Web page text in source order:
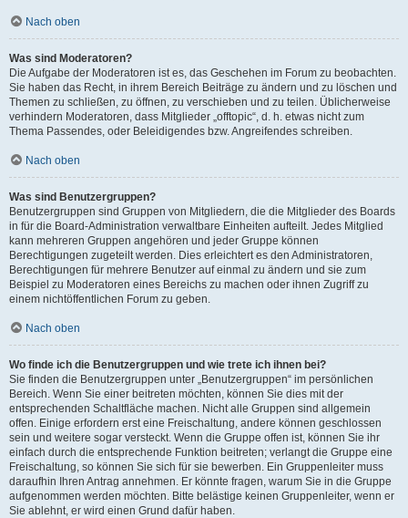
Nach oben
Was sind Moderatoren?
Die Aufgabe der Moderatoren ist es, das Geschehen im Forum zu beobachten.
Sie haben das Recht, in ihrem Bereich Beiträge zu ändern und zu löschen und
Themen zu schließen, zu öffnen, zu verschieben und zu teilen. Üblicherweise
verhindern Moderatoren, dass Mitglieder „offtopic“, d. h. etwas nicht zum
Thema Passendes, oder Beleidigendes bzw. Angreifendes schreiben.
Nach oben
Was sind Benutzergruppen?
Benutzergruppen sind Gruppen von Mitgliedern, die die Mitglieder des Boards
in für die Board-Administration verwaltbare Einheiten aufteilt. Jedes Mitglied
kann mehreren Gruppen angehören und jeder Gruppe können
Berechtigungen zugeteilt werden. Dies erleichtert es den Administratoren,
Berechtigungen für mehrere Benutzer auf einmal zu ändern und sie zum
Beispiel zu Moderatoren eines Bereichs zu machen oder ihnen Zugriff zu
einem nichtöffentlichen Forum zu geben.
Nach oben
Wo finde ich die Benutzergruppen und wie trete ich ihnen bei?
Sie finden die Benutzergruppen unter „Benutzergruppen“ im persönlichen
Bereich. Wenn Sie einer beitreten möchten, können Sie dies mit der
entsprechenden Schaltfläche machen. Nicht alle Gruppen sind allgemein
offen. Einige erfordern erst eine Freischaltung, andere können geschlossen
sein und weitere sogar versteckt. Wenn die Gruppe offen ist, können Sie ihr
einfach durch die entsprechende Funktion beitreten; verlangt die Gruppe eine
Freischaltung, so können Sie sich für sie bewerben. Ein Gruppenleiter muss
daraufhin Ihren Antrag annehmen. Er könnte fragen, warum Sie in die Gruppe
aufgenommen werden möchten. Bitte belästige keinen Gruppenleiter, wenn er
Sie ablehnt, er wird einen Grund dafür haben.